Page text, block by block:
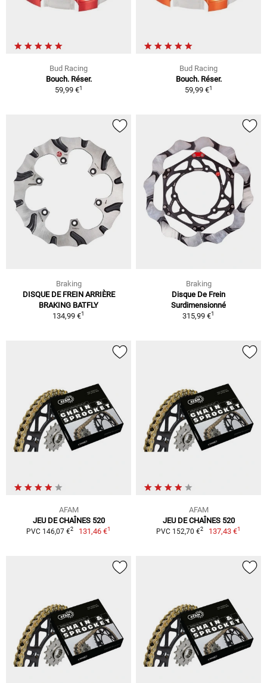
Bud Racing
Bouch. Réser.
59,99 €1
Bud Racing
Bouch. Réser.
59,99 €1
Braking
DISQUE DE FREIN ARRIÈRE
BRAKING BATFLY
134,99 €1
Braking
Disque De Frein
Surdimensionné
315,99 €1
AFAM
JEU DE CHAÎNES 520
PVC 146,07 €2 131,46 €1
AFAM
JEU DE CHAÎNES 520
PVC 152,70 €2 137,43 €1